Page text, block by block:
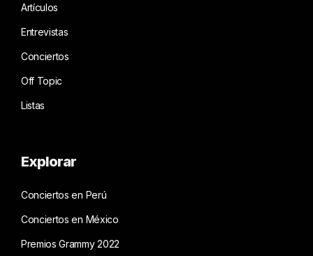
Artículos
Entrevistas
Conciertos
Off Topic
Listas
Explorar
Conciertos en Perú
Conciertos en México
Premios Grammy 2022